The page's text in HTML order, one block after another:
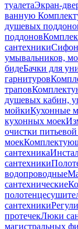
туалетаЭкран-
ванную
душевых
поддонов
сантехники
умывальников,
бидеБачки для
гарнитуров
трапов
душевых кабин,
мойкиКухонные
кухонных моек
очистки
моек
сантехника
сантехники
водопроводные
сантехнические
сантехники
протечекЛюки
магистральных